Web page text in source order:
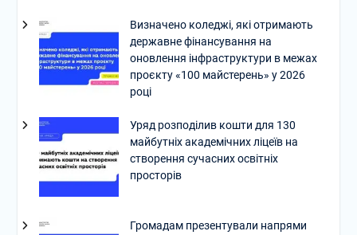
Визначено коледжі, які отримають
державне фінансування на
оновлення інфраструктури в межах
проєкту «100 майстерень» у 2026
році
Уряд розподілив кошти для 130
майбутніх академічних ліцеїв на
створення сучасних освітніх
просторів
Громадам презентували напрями